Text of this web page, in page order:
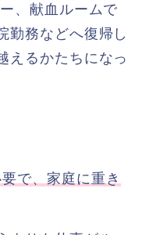
、献血ルームで
勤務などへ復帰し
えるかたちになっ
で、家庭に重き